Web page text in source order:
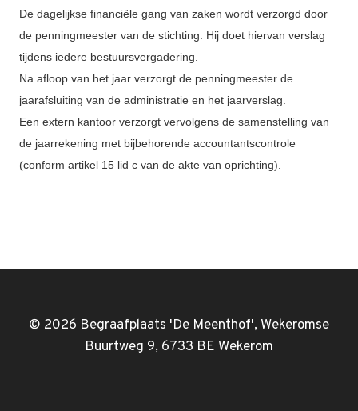
De dagelijkse financiële gang van zaken wordt verzorgd door
de penningmeester van de stichting. Hij doet hiervan verslag
tijdens iedere bestuursvergadering.
Na afloop van het jaar verzorgt de penningmeester de
jaarafsluiting van de administratie en het jaarverslag.
Een extern kantoor verzorgt vervolgens de samenstelling van
de jaarrekening met bijbehorende accountantscontrole
(conform artikel 15 lid c van de akte van oprichting).
© 2026 Begraafplaats 'De Meenthof', Wekeromse
Buurtweg 9, 6733 BE Wekerom